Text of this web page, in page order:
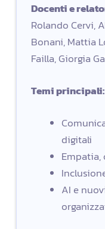
Docenti e
Rolando Cervi,
Bonani, Mattia
Failla, Giorgia
Temi principali:
digitali
AI e